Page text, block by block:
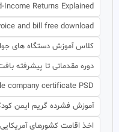
Income Returns Explained
and bill free download
کلاس آموزش دستگاه های
دوره مقدماتی تا پیشرفته
company certificate PSD
آموزش فشرده گریم ایمن
اخذ اقامت کشورهای آمریکایی